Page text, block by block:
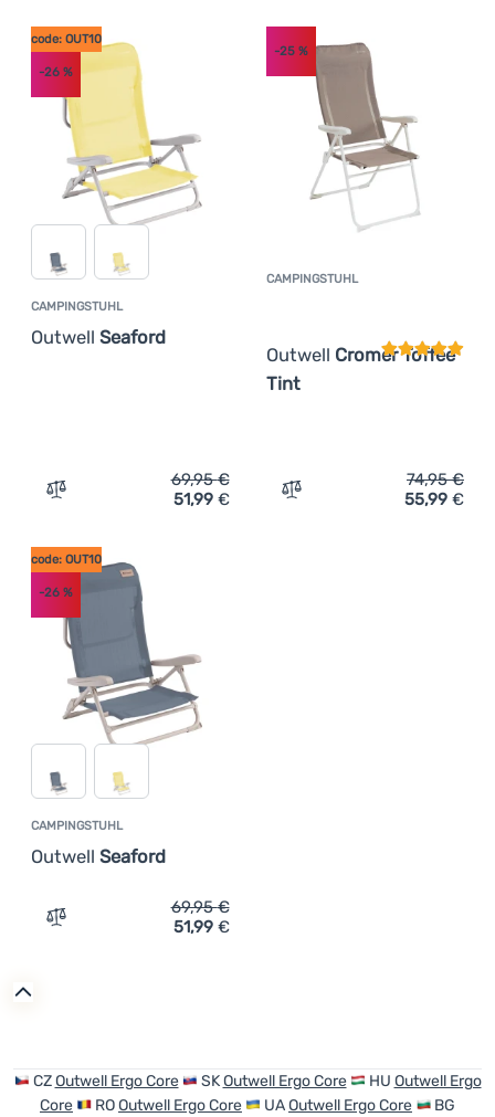
Anmelden /
Registrieren
CAMPINGSTUHL
Outwell Seaford
code: OUT10
-26 %
Zum Vergleich 'Campingstuhl Outwell Seaford'
69,95€
51,99 €
CAMPINGSTUHL
Outwell Cromer Toffee
Tint
-25%
Zum Vergleich
74,95€
55,99 €
CAMPINGSTUHL
Outwell Seaford
code: OUT10
-26 %
Zum Vergleich 'Campingstuhl Outwell Seaford'
69,95€
51,99 €
CZOutwell Ergo Core SKOutwell Ergo Core HU Outwell Ergo
Core
ROOutwell Ergo Core UAOutwell Ergo Core
BG